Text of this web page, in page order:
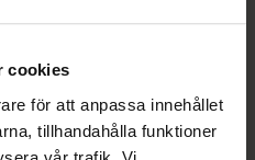
cookies
för att anpassa innehållet
tillhandahålla funktioner
det får nytt syre innan
erbjuder
medicinsk